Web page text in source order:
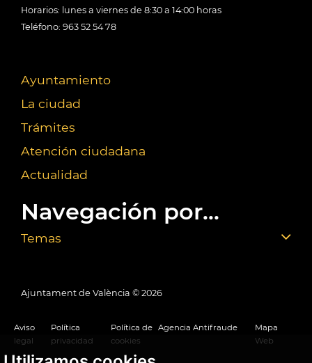
Horarios: lunes a viernes de 8:30 a 14:00 horas
Teléfono: 963 52 54 78
Ayuntamiento
La ciudad
Trámites
Atención ciudadana
Actualidad
Navegación por...
Temas
Ajuntament de València © 2026
Aviso
legal
Política
privacidad
Política de
cookies
Agencia Antifraude
Mapa
Web